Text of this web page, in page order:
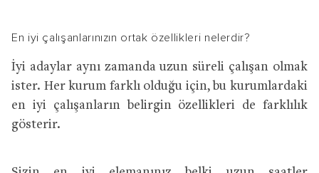
En iyi çalışanlarınızın ortak özellikleri nelerdir?
İyi adaylar aynı zamanda uzun süreli çalışan olmak
ister. Her kurum farklı olduğu için, bu kurumlardaki
en iyi çalışanların belirgin özellikleri de farklılık
gösterir.